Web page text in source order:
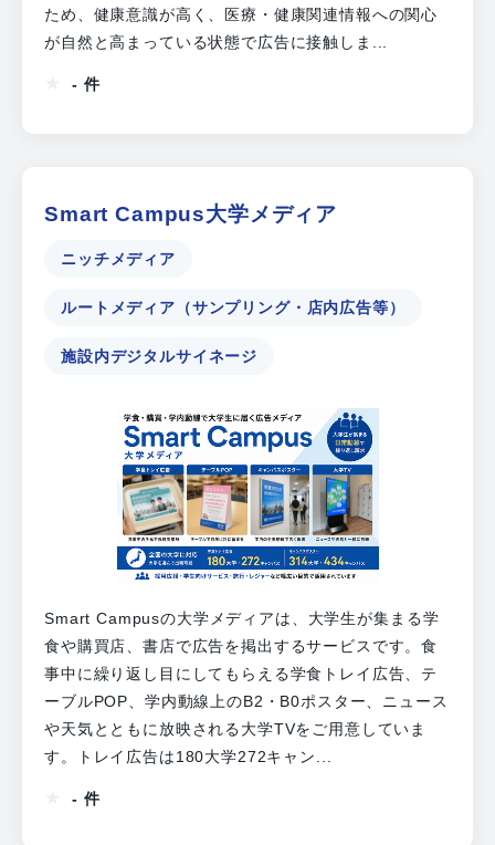
ため、健康意識が高く、医療・健康関連情報への関心
が自然と高まっている状態で広告に接触しま...
- 件
Smart Campus大学メディア
ニッチメディア
ルートメディア（サンプリング・店内広告等）
施設内デジタルサイネージ
Smart Campusの大学メディアは、大学生が集まる学
食や購買店、書店で広告を掲出するサービスです。食
事中に繰り返し目にしてもらえる学食トレイ広告、テ
ーブルPOP、学内動線上のB2・B0ポスター、ニュース
や天気とともに放映される大学TVをご用意していま
す。トレイ広告は180大学272キャン...
- 件